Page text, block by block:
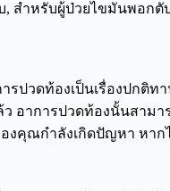
, สำหรับผู้ป่วยไขมันพอกตั
รปวดท้องเป็นเรื่องปกติทา
อาการปวดท้องนั้นสามา
งคุณกำลังเกิดปัญหา หาก